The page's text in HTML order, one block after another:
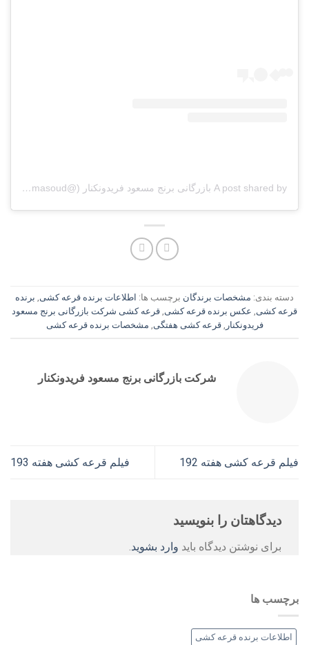
A post shared by بازرگانی برنج مسعود فریدونکنار (@berenj_masoud)
دسته بندی: مشخصات برندگان برچسب ها: اطلاعات برنده قرعه کشی, برنده
قرعه کشی, عکس برنده قرعه کشی, قرعه کشی شرکت بازرگانی برنج مسعود
فریدونکنار ,قرعه کشی هفتگی, مشخصات برنده قرعه کشی
شرکت بازرگانی برنج مسعود فریدونکنار
فیلم قرعه کشی هفته 192 فیلم قرعه کشی هفته 193
دیدگاهتان را بنویسید
برای نوشتن دیدگاه باید وارد بشوید.
برچسب ها
اطلاعات برنده قرعه کشی